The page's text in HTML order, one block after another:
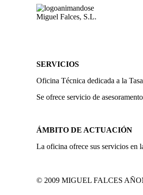
Miguel Falces, S.L.
SERVICIOS
Oficina Técnica dedicada a la
Se ofrece servicio de
ÁMBITO DE ACTUACIÓN
La oficina ofrece sus servicios en
© 2009 MIGUEL FALCES AÑON